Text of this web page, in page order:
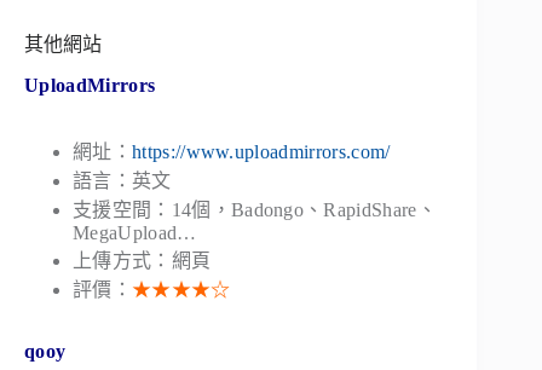
其他網站
UploadMirrors
網址： https://www.uploadmirrors.com/
語言：英文
支援空間：14個，Badongo、RapidShare、
MegaUpload…
上傳方式：網頁
評價： ★★★★☆
qooy